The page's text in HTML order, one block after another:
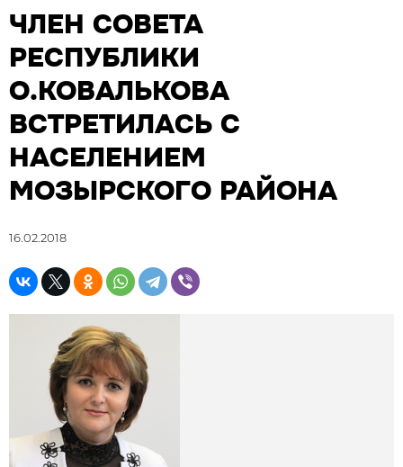
ЧЛЕН СОВЕТА
РЕСПУБЛИКИ
О.КОВАЛЬКОВА
ВСТРЕТИЛАСЬ С
НАСЕЛЕНИЕМ
МОЗЫРСКОГО РАЙОНА
16.02.2018